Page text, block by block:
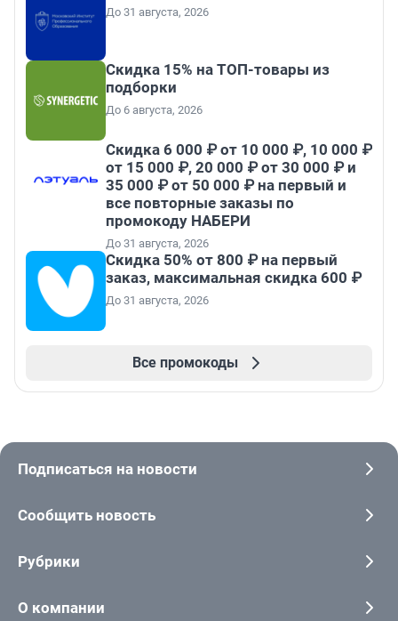
До 31 августа, 2026
Скидка 15% на ТОП-товары из
подборки
До 6 августа, 2026
Скидка 6 000 ₽ от 10 000 ₽, 10 000 ₽
от 15 000 ₽, 20 000 ₽ от 30 000 ₽ и
35 000 ₽ от 50 000 ₽ на первый и
все повторные заказы по
промокоду НАБЕРИ
До 31 августа, 2026
Скидка 50% от 800 ₽ на первый
заказ, максимальная скидка 600 ₽
До 31 августа, 2026
Все промокоды
Подписаться на новости
Сообщить новость
Рубрики
О компании